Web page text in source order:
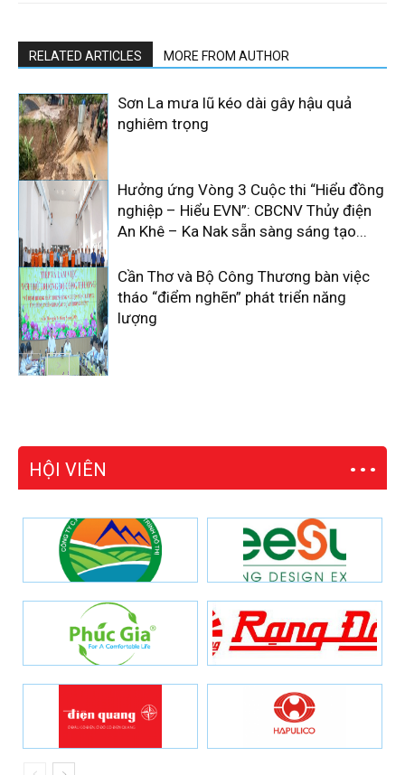
RELATED ARTICLES MORE FROM AUTHOR
Sơn La mưa lũ kéo dài gây hậu quả
nghiêm trọng
Hưởng ứng Vòng 3 Cuộc thi “Hiểu đồng
nghiệp – Hiểu EVN”: CBCNV Thủy điện
An Khê – Ka Nak sẵn sàng sáng tạo...
Cần Thơ và Bộ Công Thương bàn việc
tháo “điểm nghẽn” phát triển năng
lượng
HỘI VIÊN